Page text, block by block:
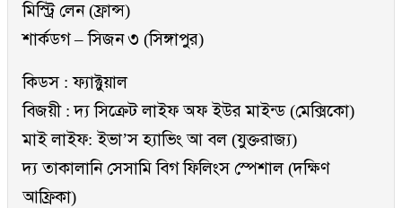
মিস্ট্রি লেন (ফ্রান্স)
শার্কডগ – সিজন ৩ (সিঙ্গাপুর)
কিডস : ফ্যাক্টুয়াল
বিজয়ী : দ্য সিক্রেট লাইফ অফ ইউর মাইন্ড (মেক্সিকো)
মাই লাইফ: ইভা’স হ্যাভিং আ বল (যুক্তরাজ্য)
দ্য তাকালানি সেসামি বিগ ফিলিংস স্পেশাল (দক্ষিণ
আফ্রিকা)